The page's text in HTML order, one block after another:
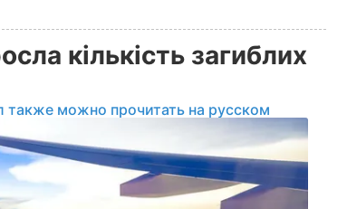
кількість загиблих
также можно прочитать на русском